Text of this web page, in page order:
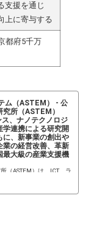
支援を通じ
上に寄与する
都府5千万
ム（ASTEM） - 公
所（ASTEM）
、ナノテクノロジ
学連携による研究開
に、新事業の創出や
業の経営改善、革新
最大級の産業支援機
（ASTEM）は、ICT、ラ